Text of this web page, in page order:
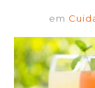
em